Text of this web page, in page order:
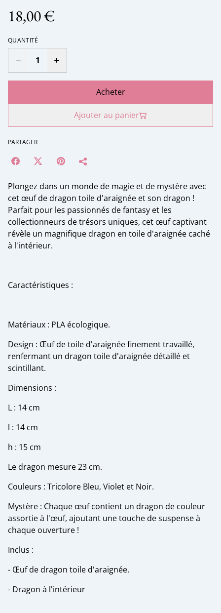
18,00 €
QUANTITÉ
Acheter
Ajouter au panier
PARTAGER
Plongez dans un monde de magie et de mystère avec
cet œuf de dragon toile d'araignée et son dragon !
Parfait pour les passionnés de fantasy et les
collectionneurs de trésors uniques, cet œuf captivant
révèle un magnifique dragon en toile d'araignée caché
à l'intérieur.
Caractéristiques :
Matériaux : PLA écologique.
Design : Œuf de toile d'araignée finement travaillé,
renfermant un dragon toile d'araignée détaillé et
scintillant.
Dimensions :
L : 14 cm
l : 14 cm
h : 15 cm
Le dragon mesure 23 cm.
Couleurs : Tricolore Bleu, Violet et Noir.
Mystère : Chaque œuf contient un dragon de couleur
assortie à l'œuf, ajoutant une touche de suspense à
chaque ouverture !
Inclus :
- Œuf de dragon toile d'araignée.
- Dragon à l'intérieur